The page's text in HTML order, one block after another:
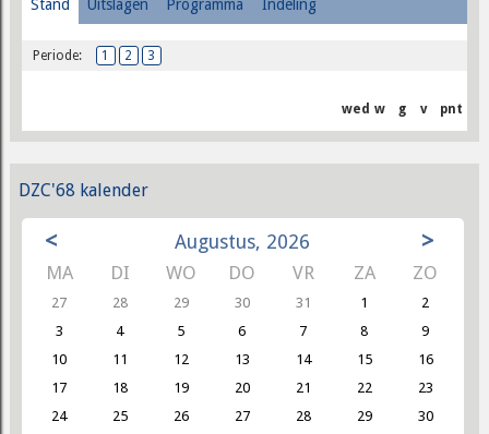
Stand Uitslagen Programma Indeling
Periode: 1 2 3
wed w g v pnt
DZC'68 kalender
< Augustus, 2026 >
MA DI WO DO VR ZA ZO
27 28 29 30 31 1
2
3
4 5 6 7 8
9
10
11 12 13 14 15
16
17
18 19 20 21 22
23
24
25 26 27 28 29
30